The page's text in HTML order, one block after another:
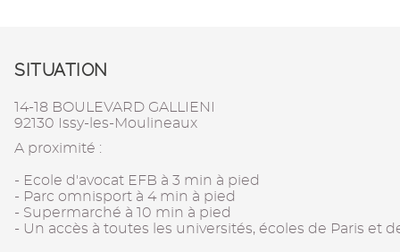
SITUATION
14-18 BOULEVARD GALLIENI
92130 Issy-les-Moulineaux
A proximité :
- Ecole d'avocat EFB à 3 min à pied
- Parc omnisport à 4 min à pied
- Supermarché à 10 min à pied
- Un accès à toutes les universités, écoles de Paris et